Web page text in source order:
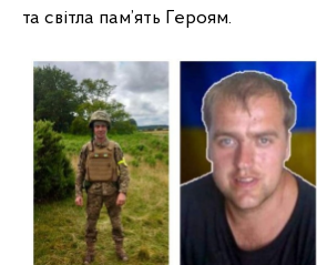
та світла пам’ять Героям.